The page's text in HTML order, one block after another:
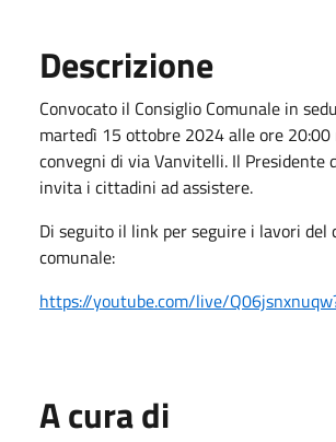
Descrizione
Convocato il Consiglio Comunale in
martedì 15 ottobre 2024 alle ore 20:00
convegni di via Vanvitelli. Il Presidente
invita i cittadini ad assistere.
Di seguito il link per seguire i lavori del
comunale:
https://youtube.com/live/
A cura di